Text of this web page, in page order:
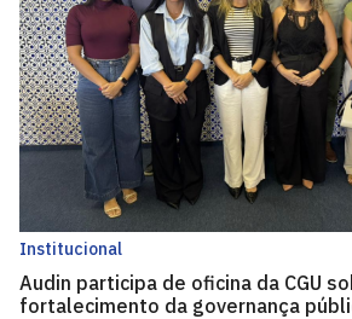
Institucional
Audin participa de oficina da CGU
fortalecimento da governança